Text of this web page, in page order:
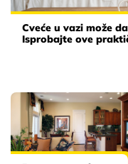
Cveće u vazi može
Isprobajte ove